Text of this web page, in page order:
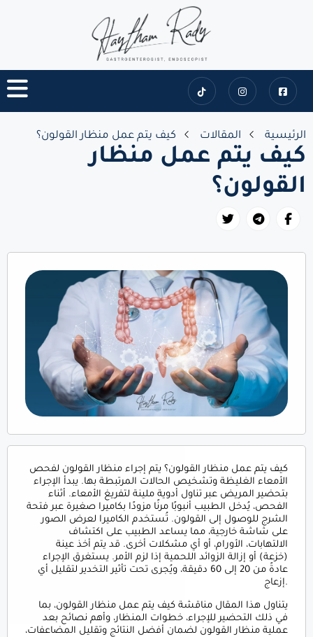
الرئيسية المقالات كيف يتم عمل منظار القولون؟
كيف يتم عمل منظار
القولون؟
كيف يتم عمل منظار القولون؟ يتم إجراء منظار القولون لفحص
الأمعاء الغليظة وتشخيص الحالات المرتبطة بها. يبدأ الإجراء
بتحضير المريض عبر تناول أدوية ملينة لتفريغ الأمعاء. أثناء
الفحص، يُدخل الطبيب أنبوبًا مرنًا مزودًا بكاميرا صغيرة عبر فتحة
الشرج للوصول إلى القولون. تُستخدم الكاميرا لعرض الصور
على شاشة خارجية، مما يساعد الطبيب على اكتشاف
الالتهابات، الأورام، أو أي مشكلات أخرى. قد يتم أخذ عينة
(خزعة) أو إزالة الزوائد اللحمية إذا لزم الأمر. يستغرق الإجراء
عادةً من 20 إلى 60 دقيقة، ويُجرى تحت تأثير التخدير لتقليل أي
إزعاج.
يتناول هذا المقال مناقشة كيف يتم عمل منظار القولون، بما
في ذلك التحضير للإجراء، خطوات المنظار، وأهم نصائح بعد
عملية منظار القولون لضمان أفضل النتائج وتقليل المضاعفات،